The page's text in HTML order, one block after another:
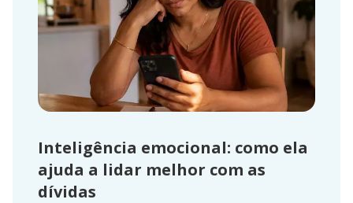
Inteligência emocional: como ela
ajuda a lidar melhor com as
dívidas